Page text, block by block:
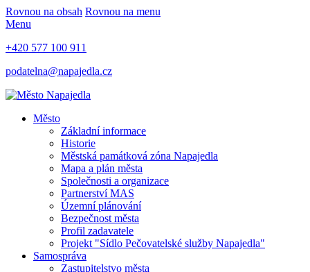
Rovnou na obsah Rovnou na menu
Menu
+420 577 100 911
podatelna@napajedla.cz
Město
Základní informace
Historie
Městská památková zóna Napajedla
Mapa a plán města
Společnosti a organizace
Partnerství MAS
Územní plánování
Bezpečnost města
Profil zadavatele
Projekt "Sídlo Pečovatelské služby Napajedla"
Samospráva
Zastupitelstvo města